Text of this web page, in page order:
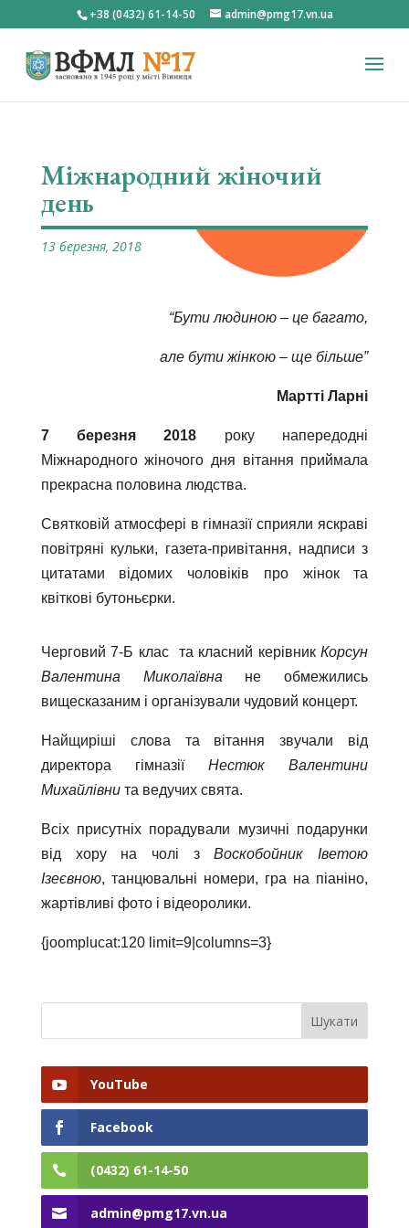
+38 (0432) 61-14-50 admin@pmg17.vn.ua
Міжнародний жіночий
день
13 березня, 2018
“Бути людиною – це багато,
але бути жінкою – ще більше”
Мартті Ларні
7 березня 2018 року напередодні
Міжнародного жіночого дня вітання приймала
прекрасна половина людства.
Святковій атмосфері в гімназії сприяли яскраві
повітряні кульки, газета-привітання, надписи з
цитатами відомих чоловіків про жінок та
квіткові бутоньєрки.
Черговий 7-Б клас та класний керівникКорсун
Валентина Миколаївна не обмежились
вищесказаним і організували чудовий концерт.
Найщиріші слова та вітання звучали від
директора гімназіїНестюк Валентини
Михайлівнита ведучих свята.
Всіх присутніх порадували музичні подарунки
від хору на чолі зВоскобойник Іветою
Ізеєвною, танцювальні номери, гра на піаніно,
жартівливі фото і відеоролики.
{joomplucat:120 limit=9|columns=3}
YouTube
Facebook
(0432) 61-14-50
admin@pmg17.vn.ua